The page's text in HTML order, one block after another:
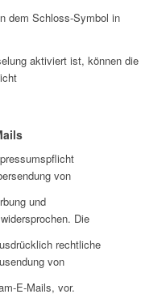
dem Schloss-Symbol in
aktiviert ist, können die
von
und
Die
rechtliche
von
E-Mails, vor.